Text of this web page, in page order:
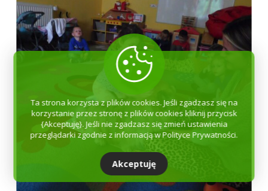
Ta strona korzysta z plików cookies. Jeśli zgadzasz się na
korzystanie przez stronę z plików cookies kliknij przycisk
{Akceptuję}. Jeśli nie zgadzasz się zmień ustawienia
przeglądarki zgodnie z informacją w Polityce Prywatności.
Akceptuję